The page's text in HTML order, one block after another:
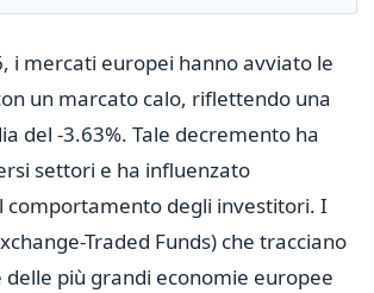
i mercati europei hanno avviato le
un marcato calo, riflettendo una
del -3.63%. Tale decremento ha
settori e ha influenzato
comportamento degli investitori. I
Traded Funds) che tracciano
più grandi economie europee